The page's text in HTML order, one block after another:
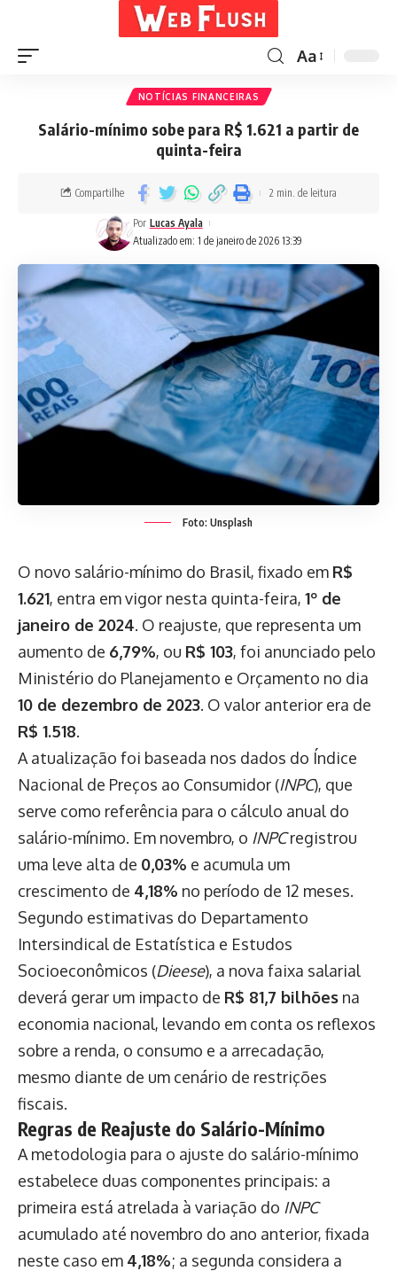
Aa
NOTÍCIAS FINANCEIRAS
Salário-mínimo sobe para R$ 1.621 a partir de
quinta-feira
Atualizado em: 1 de janeiro de 2026 13:39
Por Lucas Ayala
Compartilhe 2 min. de leitura
Foto: Unsplash
O novo salário-mínimo do Brasil, fixado em R$
1.621, entra em vigor nesta quinta-feira, 1º de
janeiro de 2024. O reajuste, que representa um
aumento de 6,79%, ou R$ 103, foi anunciado pelo
Ministério do Planejamento e Orçamento no dia
10 de dezembro de 2023. O valor anterior era de
R$ 1.518.
A atualização foi baseada nos dados do Índice
Nacional de Preços ao Consumidor (INPC), que
serve como referência para o cálculo anual do
salário-mínimo. Em novembro, o INPCregistrou
uma leve alta de 0,03% e acumula um
crescimento de 4,18% no período de 12 meses.
Segundo estimativas do Departamento
Intersindical de Estatística e Estudos
Socioeconômicos (Dieese), a nova faixa salarial
deverá gerar um impacto de R$ 81,7 bilhões na
economia nacional, levando em conta os reflexos
sobre a renda, o consumo e a arrecadação,
mesmo diante de um cenário de restrições
fiscais.
Regras de Reajuste do Salário-Mínimo
A metodologia para o ajuste do salário-mínimo
estabelece duas componentes principais: a
primeira está atrelada à variação do INPC
acumulado até novembro do ano anterior, fixada
neste caso em 4,18%; a segunda considera a